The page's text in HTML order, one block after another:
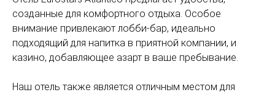
созданные для комфортного отдыха. Особое
внимание привлекают лобби-бар, идеально
подходящий для напитка в приятной компании, и
казино, добавляющее азарт в ваше пребывание.
Наш отель также является отличным местом для